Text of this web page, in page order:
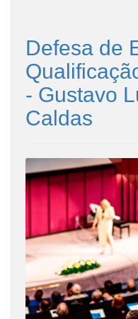
Defesa de
- Gustavo
Caldas